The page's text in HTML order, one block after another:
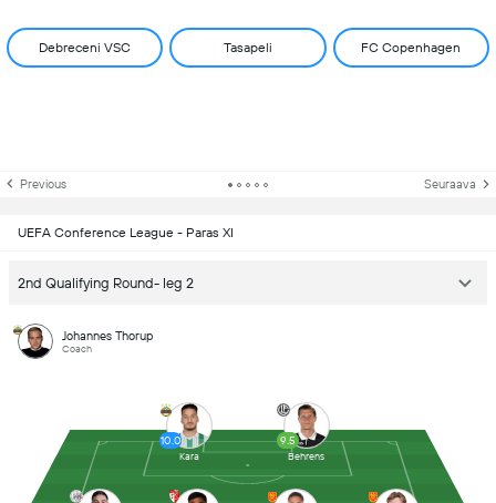
Debreceni VSC Tasapeli FC Copenhagen
Previous Seuraava
UEFA Conference League - Paras XI
2nd Qualifying Round- leg 2
Johannes Thorup
Coach
10.0
Kara
9.5
Behrens